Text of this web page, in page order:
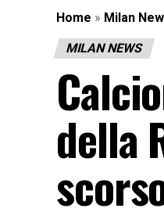
Home » Milan
MILAN NEWS
della